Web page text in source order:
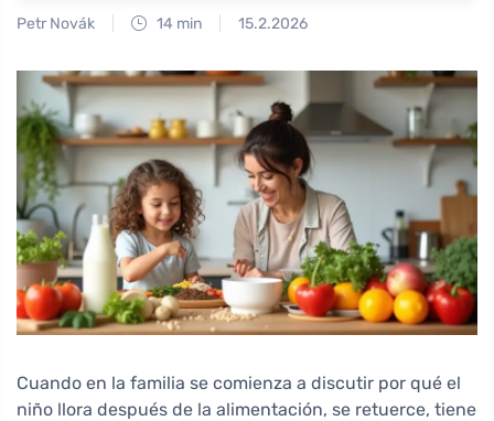
Petr Novák 14 min 15.2.2026
Cuando en la familia se comienza a discutir por qué el
niño llora después de la alimentación, se retuerce, tiene